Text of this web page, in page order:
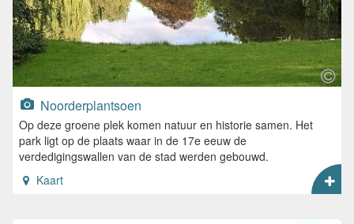
Noorderplantsoen
Op deze groene plek komen natuur en historie samen. Het
park ligt op de plaats waar in de 17e eeuw de
verdedigingswallen van de stad werden gebouwd.
Kaart